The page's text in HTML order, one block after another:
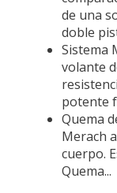
de una
doble
Sistema
volante
potente
Quema
Merach
cuerpo.
Quema...